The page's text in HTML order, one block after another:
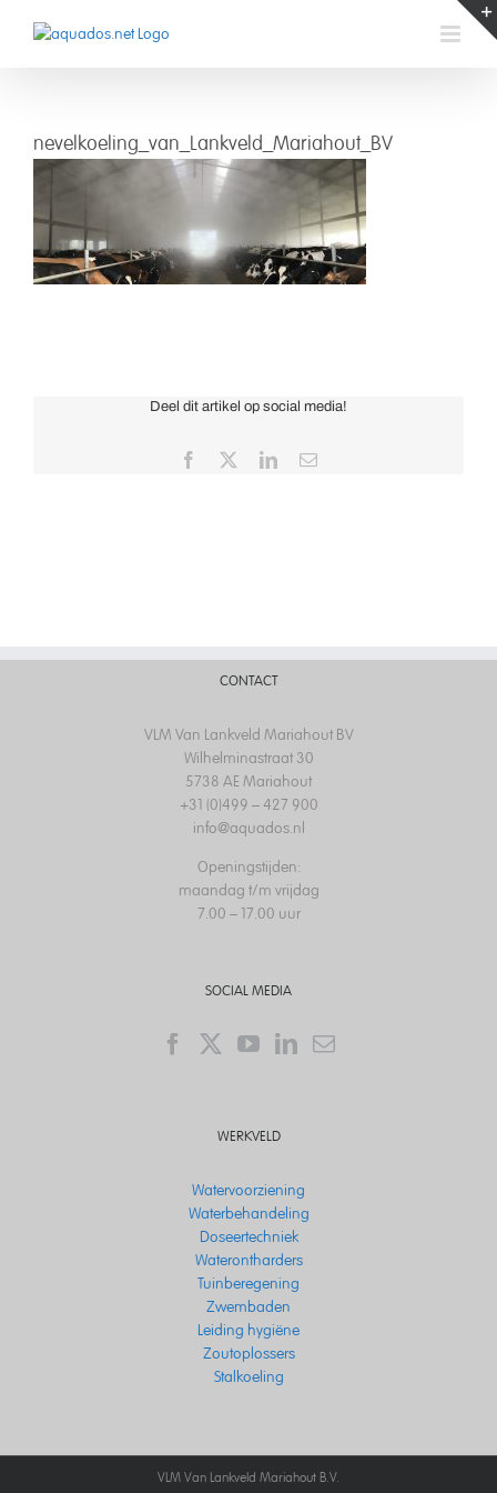
nevelkoeling_van_Lankveld_Mariahout_BV
Deel dit artikel op social media!
Facebook LinkedInEmail
CONTACT
VLM Van Lankveld Mariahout BV
Wilhelminastraat 30
5738 AE Mariahout
+31 (0)499 – 427 900
info@aquados.nl
Openingstijden:
maandag t/m vrijdag
7.00 – 17.00 uur
SOCIAL MEDIA
WERKVELD
Watervoorziening
Waterbehandeling
Doseertechniek
Waterontharders
Tuinberegening
Zwembaden
Leiding hygiëne
Zoutoplossers
Stalkoeling
VLM Van Lankveld Mariahout B.V.